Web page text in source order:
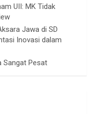
UII: MK Tidak
Jawa di SD
Inovasi dalam
Sangat Pesat